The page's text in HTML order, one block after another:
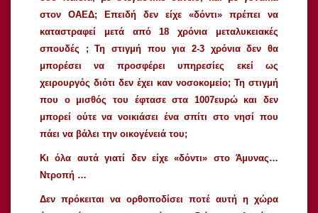
στον ΟΑΕΔ; Επειδή δεν είχε «δόντι» πρέπει να
καταστραφεί μετά από 18 χρόνια μεταλυκειακές
σπουδές ; Τη στιγμή που για 2-3 χρόνια δεν θα
μπορέσει να προσφέρει υπηρεσίες εκεί ως
χειρουργός διότι δεν έχει καν νοσοκομείο; Τη στιγμή
που ο μισθός του έφτασε στα 1007ευρώ και δεν
μπορεί ούτε να νοικιάσει ένα σπίτι στο νησί που
πάει να βάλει την οικογένειά του;
Κι όλα αυτά γιατί δεν είχε «δόντι» στο Άμυνας…
Ντροπή …
Δεν πρόκειται να ορθοποδίσει ποτέ αυτή η χώρα